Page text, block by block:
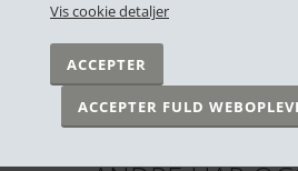
Vis cookie detaljer
DKK 299,00
På lager